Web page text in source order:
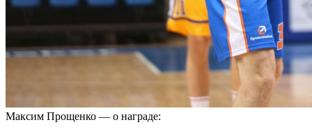
Максим Прощенко — о награде: